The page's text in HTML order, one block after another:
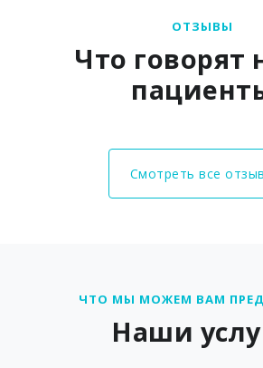
ОТЗЫВЫ
Что говорят
Смотреть все
ЧТО МЫ МОЖЕМ ВАМ
Наши